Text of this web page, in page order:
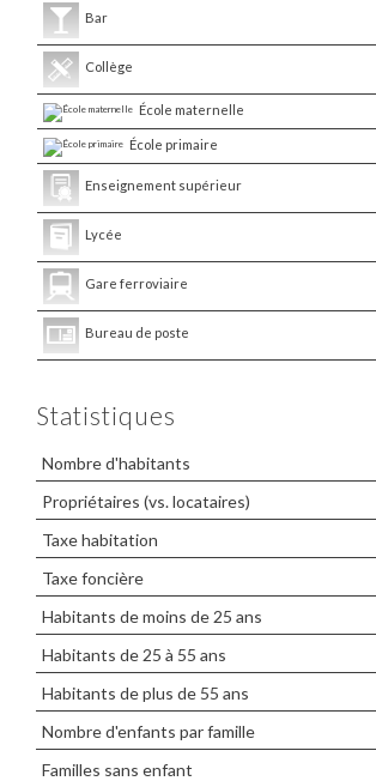
Bar
Collège
École maternelle
École primaire
Enseignement supérieur
Lycée
Gare ferroviaire
Bureau de poste
Statistiques
Nombre d'habitants
Propriétaires (vs. locataires)
Taxe habitation
Taxe foncière
Habitants de moins de 25 ans
Habitants de 25 à 55 ans
Habitants de plus de 55 ans
Nombre d'enfants par famille
Familles sans enfant